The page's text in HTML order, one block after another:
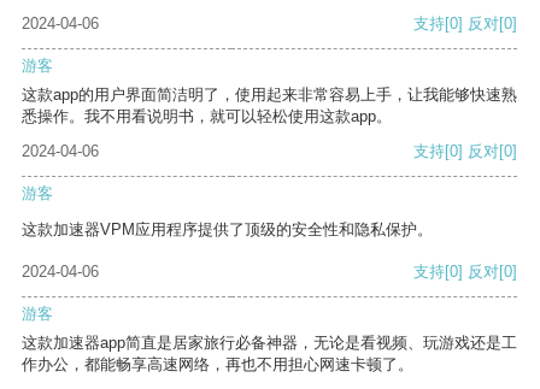
2024-04-06
支持[0] 反对[0]
游客
这款app的用户界面简洁明了，使用起来非常容易上手，让我能够快速熟
悉操作。我不用看说明书，就可以轻松使用这款app。
2024-04-06
支持[0] 反对[0]
游客
这款加速器VPM应用程序提供了顶级的安全性和隐私保护。
2024-04-06 支持[0] 反对[0]
游客
这款加速器app简直是居家旅行必备神器，无论是看视频、玩游戏还是工
作办公，都能畅享高速网络，再也不用担心网速卡顿了。